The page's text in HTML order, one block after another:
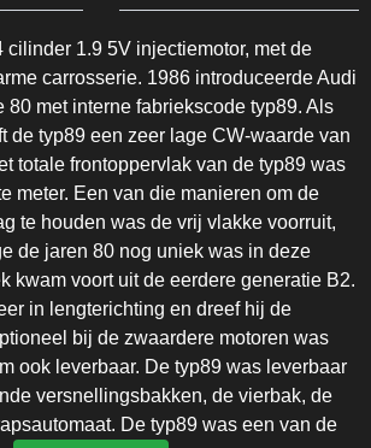
cilinder 1.9 5V injectiemotor, met de
carrosserie. 1986 introduceerde Audi
80 met interne fabriekscode typ89. Als
de typ89 een zeer lage CW-waarde van
totale frontoppervlak van de typ89 was
meter. Een van die manieren om de
te houden was de vrij vlakke voorruit,
de jaren 80 nog uniek was in deze
kwam voort uit de eerdere generatie B2.
in lengterichting en dreef hij de
bij de zwaardere motoren was
ook leverbaar. De typ89 was leverbaar
versnellingsbakken, de vierbak, de
De typ89 was een van de